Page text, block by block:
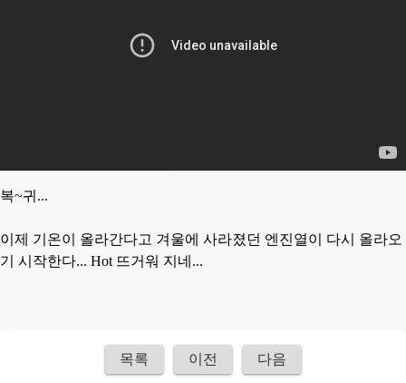
복~귀...
이제 기온이 올라간다고 겨울에 사라졌던 엔진열이 다시 올라오
기 시작한다... Hot 뜨거워 지네...
목록 이전 다음